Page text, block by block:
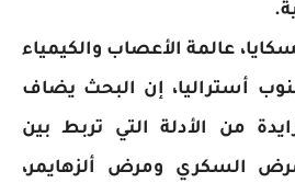
عالمة الأعصاب والكيمياء
أستراليا، إن البحث يضاف
من الأدلة التي تربط بين
السكري ومرض ألزهايمر،